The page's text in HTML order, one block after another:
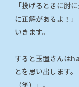
「投げるときに肘
に正解があるよ！
いきます。
すると玉置さんは
とを思い出します
（笑）」。